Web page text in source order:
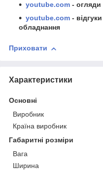
youtube.com -
youtube.com -
обладнання
Приховати
Характеристики
Основні
Виробник
Країна виробник
Габаритні розміри
Вага
Ширина